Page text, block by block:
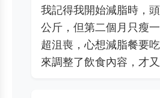
我記得我開始減脂時，
公斤，但第二個月只瘦
超沮喪，心想減脂餐要
來調整了飲食內容，才又